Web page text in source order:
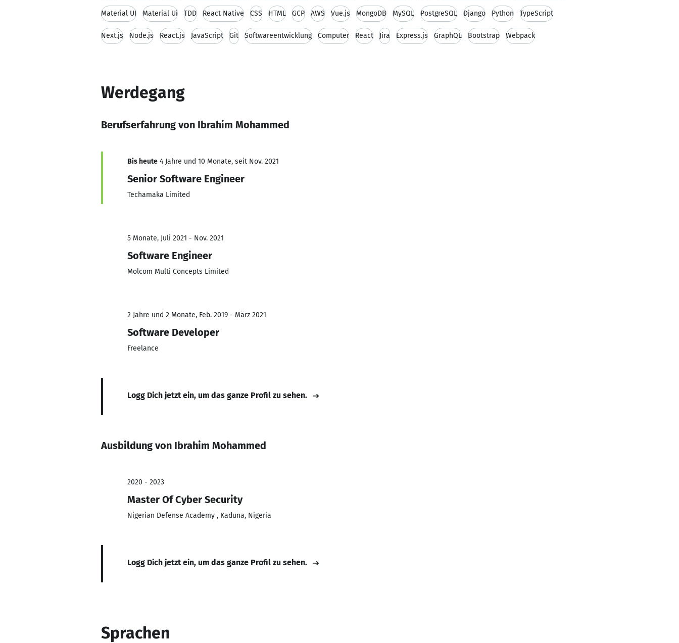
Material UI Material Ui TDD React Native CSS HTML GCP AWS Vue.js MongoDB MySQL PostgreSQL Django Python TypeScript
Next.js Node.js React.js JavaScript Git Softwareentwicklung Computer React Jira Express.js GraphQL Bootstrap Webpack
Werdegang
Berufserfahrung von Ibrahim Mohammed
Bis heute 4 Jahre und 10 Monate, seit Nov. 2021
Senior Software Engineer
Techamaka Limited
5 Monate, Juli 2021 - Nov. 2021
Software Engineer
Molcom Multi Concepts Limited
2 Jahre und 2 Monate, Feb. 2019 - März 2021
Software Developer
Freelance
Logg Dich jetzt ein, um das ganze Profil zu sehen.
Ausbildung von Ibrahim Mohammed
2020 - 2023
Master Of Cyber Security
Nigerian Defense Academy , Kaduna, Nigeria
Logg Dich jetzt ein, um das ganze Profil zu sehen.
Sprachen